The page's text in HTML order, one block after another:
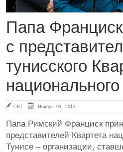
Папа
с
тунисского
СКГ Ноябрь 09, 2015
Папа Римский Франциск
представителей Квартета
Тунисе – организации,